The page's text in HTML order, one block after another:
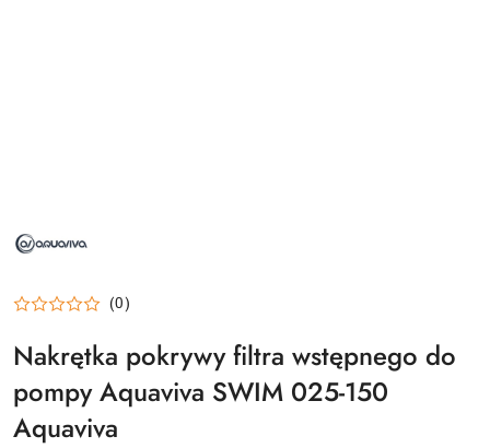
AQUAVIVA
(0)
Nakrętka pokrywy filtra wstępnego do
pompy Aquaviva SWIM 025-150
Aquaviva